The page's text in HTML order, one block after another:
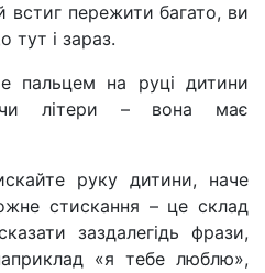
встиг пережити багато, ви
тут і зараз.
пальцем на руці дитини
чи літери – вона має
руку дитини, наче
стискання – це склад
заздалегідь фрази,
«я тебе люблю»,